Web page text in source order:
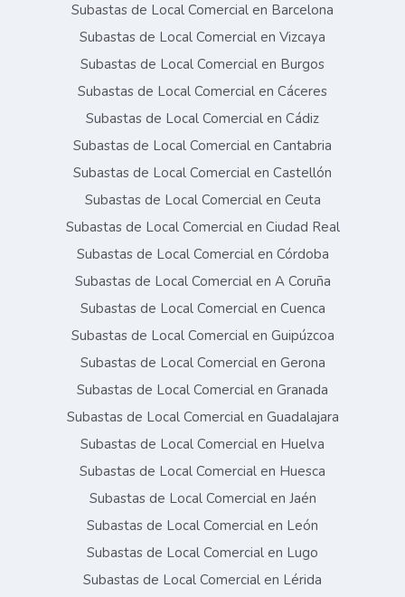
Subastas de Local Comercial en Barcelona
Subastas de Local Comercial en Vizcaya
Subastas de Local Comercial en Burgos
Subastas de Local Comercial en Cáceres
Subastas de Local Comercial en Cádiz
Subastas de Local Comercial en Cantabria
Subastas de Local Comercial en Castellón
Subastas de Local Comercial en Ceuta
Subastas de Local Comercial en Ciudad Real
Subastas de Local Comercial en Córdoba
Subastas de Local Comercial en A Coruña
Subastas de Local Comercial en Cuenca
Subastas de Local Comercial en Guipúzcoa
Subastas de Local Comercial en Gerona
Subastas de Local Comercial en Granada
Subastas de Local Comercial en Guadalajara
Subastas de Local Comercial en Huelva
Subastas de Local Comercial en Huesca
Subastas de Local Comercial en Jaén
Subastas de Local Comercial en León
Subastas de Local Comercial en Lugo
Subastas de Local Comercial en Lérida